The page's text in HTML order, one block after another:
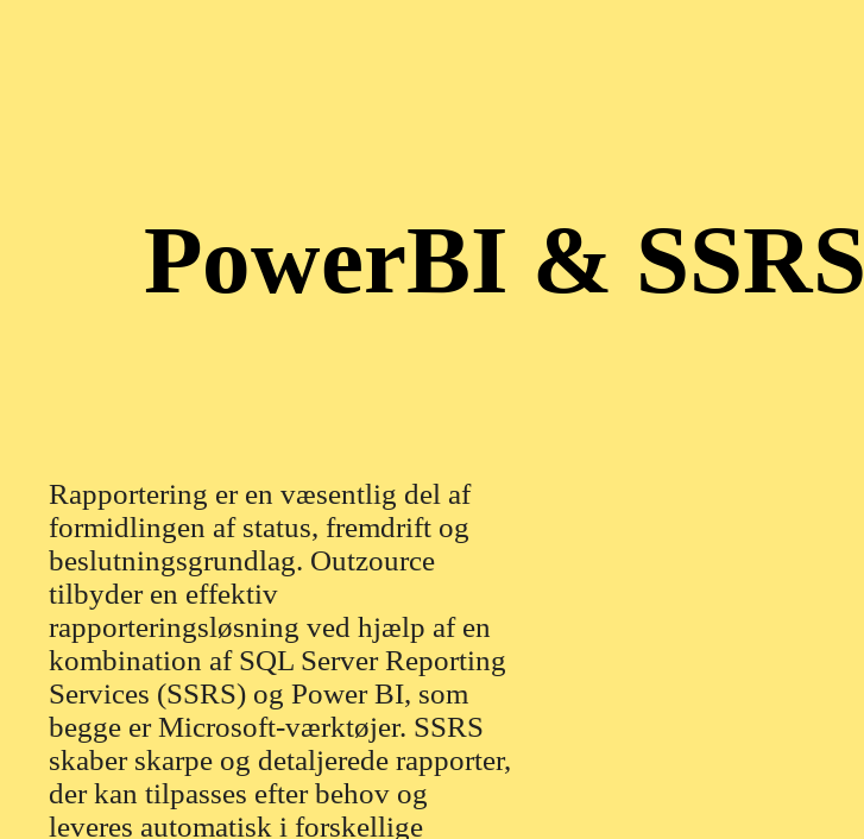
PowerBI & SSRS
Rapportering er en væsentlig del af
formidlingen af status, fremdrift og
beslutningsgrundlag. Outzource
tilbyder en effektiv
rapporteringsløsning ved hjælp af en
kombination af SQL Server Reporting
Services (SSRS) og Power BI, som
begge er Microsoft-værktøjer. SSRS
skaber skarpe og detaljerede rapporter,
der kan tilpasses efter behov og
leveres automatisk i forskellige